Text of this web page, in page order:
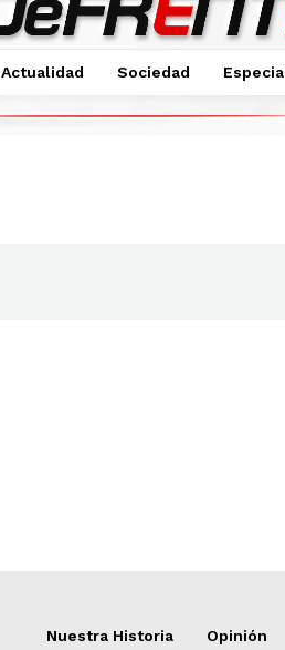
Actualidad Sociedad
Nuestra Historia Opinión